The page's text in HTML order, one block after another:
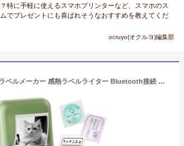
特に手軽に使えるスマホプリンターなど、スマホのス
でプレゼントにも喜ばれそうなおすすめを教えてくだ
ocruyo(オクルヨ)編集部
NIIMBOT B21 ラベルメーカー 感熱ラベルライター Bluetooth接続 ラベルプリンター 値札プリンター 小型 使いやすい 自動ラベル認識 AndroidとIOS対応 Type-c充電式 郵便宛名/DIYラベル/名前ラベル/値札/番号などに適用 20-50mm幅テープ対応 家庭/オフィス整理用 日本語取扱説明書付き グリーン